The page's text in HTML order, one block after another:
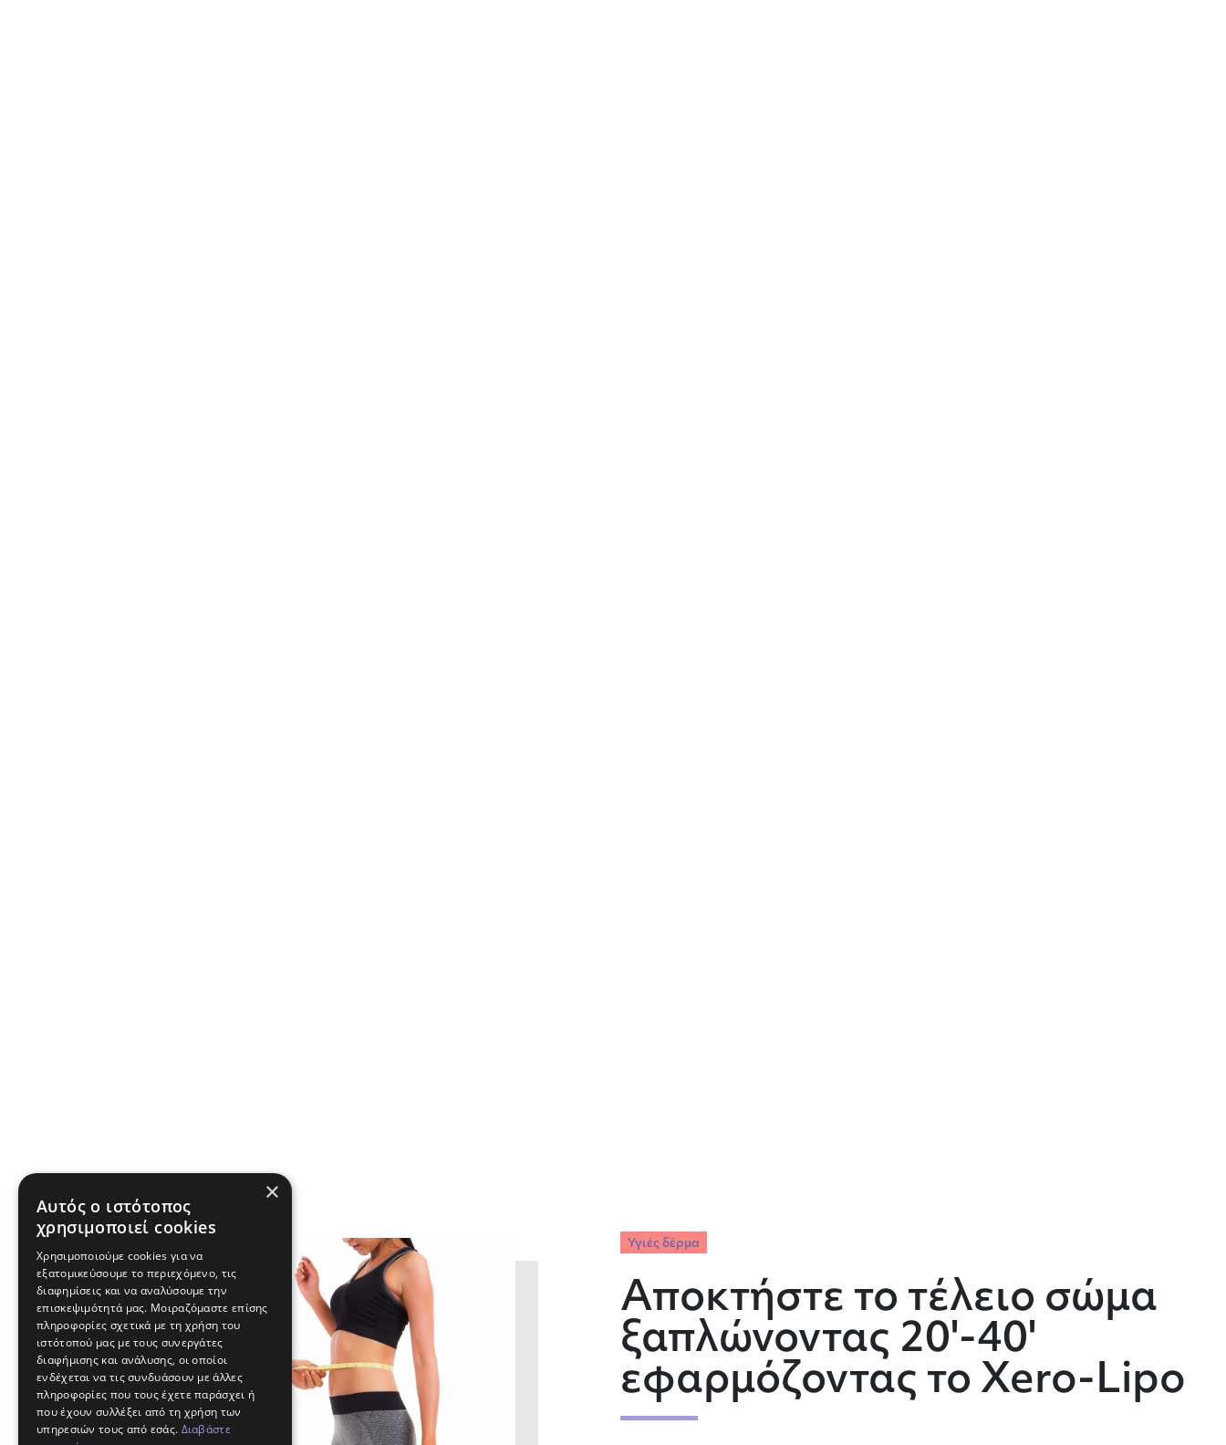
Υγιές δέρμα
Αποκτήστε το τέλειο σώμα
ξαπλώνοντας 20'-40'
εφαρμόζοντας το Xero-Lipo
×
Αυτός ο ιστότοπος
χρησιμοποιεί cookies
Χρησιμοποιούμε cookies για να
εξατομικεύσουμε το περιεχόμενο, τις
διαφημίσεις και να αναλύσουμε την
επισκεψιμότητά μας. Μοιραζόμαστε επίσης
πληροφορίες σχετικά με τη χρήση του
ιστότοπού μας με τους συνεργάτες
διαφήμισης και ανάλυσης, οι οποίοι
ενδέχεται να τις συνδυάσουν με άλλες
πληροφορίες που τους έχετε παράσχει ή
που έχουν συλλέξει από τη χρήση των
υπηρεσιών τους από εσάς. Διαβάστε